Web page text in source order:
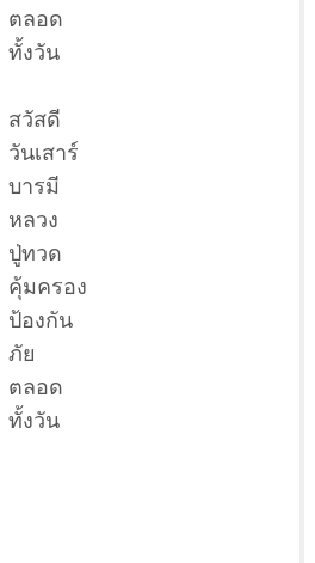
ตลอด
ทั้งวัน
สวัสดี
วันเสาร์
บารมี
หลวง
ปู่ทวด
คุ้มครอง
ป้องกัน
ภัย
ตลอด
ทั้งวัน